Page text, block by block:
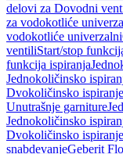
delovi za Dovodni
za vodokotliće
vodokotliće univerzalni
ventiliStart/stop
funkcija ispiranja
Jednokoličinsko
Dvokoličinsko ispiranje
Unutrašnje garniture
Jednokoličinsko
Dvokoličinsko ispiranje
snabdevanjeGeberit